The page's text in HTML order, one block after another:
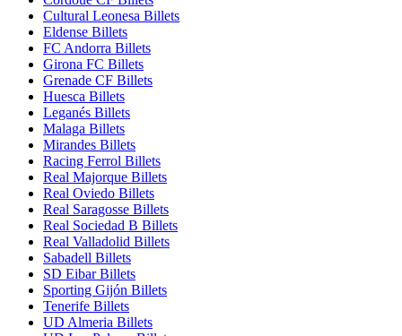
Cultural Leonesa Billets
Eldense Billets
FC Andorra Billets
Girona FC Billets
Grenade CF Billets
Huesca Billets
Leganés Billets
Malaga Billets
Mirandes Billets
Racing Ferrol Billets
Real Majorque Billets
Real Oviedo Billets
Real Saragosse Billets
Real Sociedad B Billets
Real Valladolid Billets
Sabadell Billets
SD Eibar Billets
Sporting Gijón Billets
Tenerife Billets
UD Almeria Billets